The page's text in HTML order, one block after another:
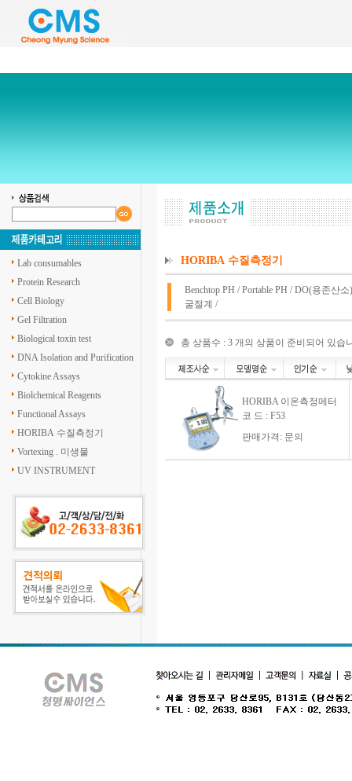
Lab consumables
Protein Research
Cell Biology
Gel Filtration
Biological toxin test
DNA Isolation and Purification
Cytokine Assays
Biolchemical Reagents
Functional Assays
HORIBA 수질측정기
Vortexing . 미생물
UV INSTRUMENT
HORIBA 수질측정기
Benchtop PH /Portable PH /DO(용존산소)
굴절계 /
총 상품수 : 3 개의 상품이 준비되어 있습
HORIBA 이온측정메터
코 드 : F53
판매가격: 문의